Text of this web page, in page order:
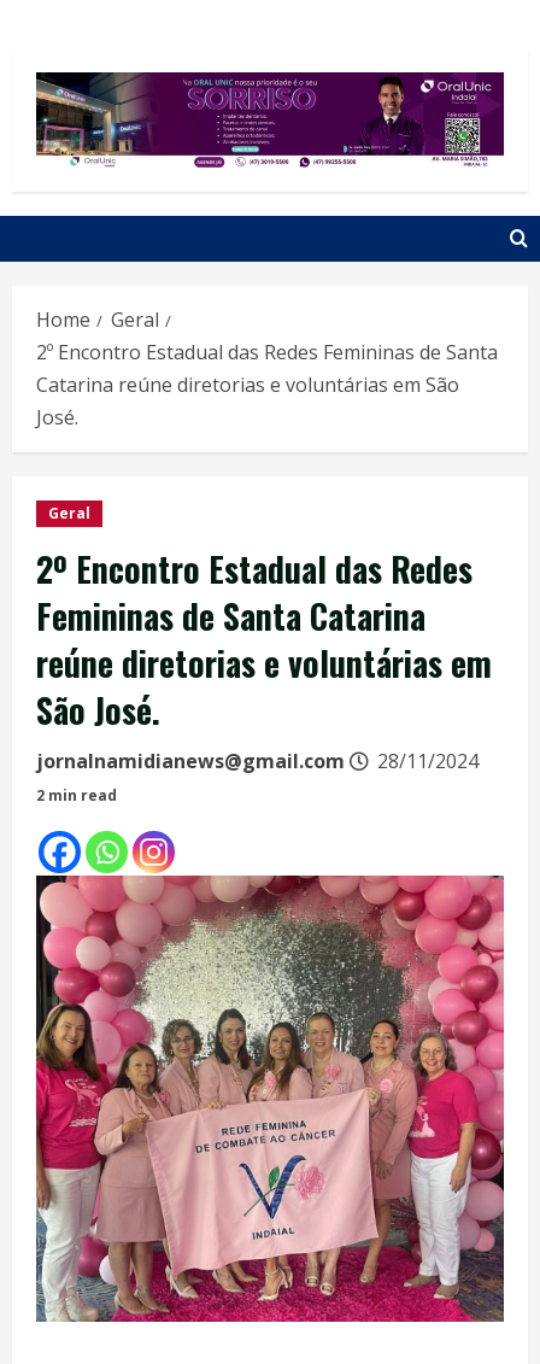
Home
Geral
2º Encontro Estadual das Redes Femininas de Santa
Catarina reúne diretorias e voluntárias em São
José.
Geral
2º Encontro Estadual das Redes
Femininas de Santa Catarina
reúne diretorias e voluntárias em
São José.
jornalnamidianews@gmail.com 28/11/2024
2 min read